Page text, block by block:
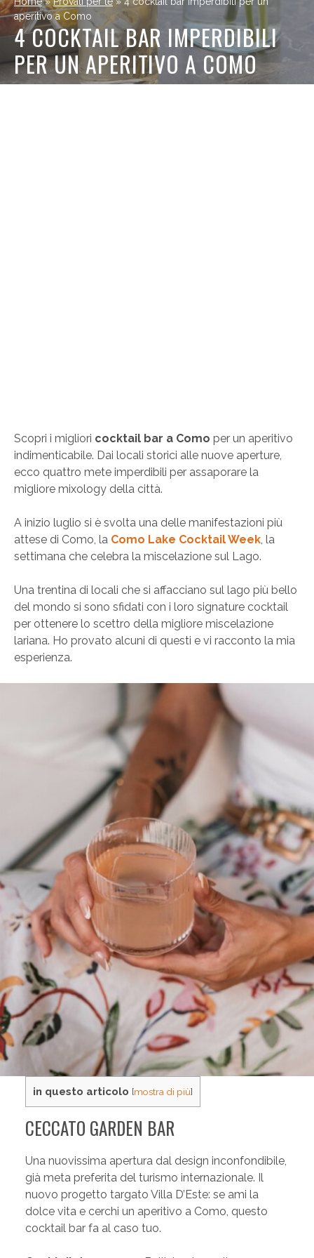
aperitivo a Como
4 COCKTAIL BAR IMPERDIBILI
PER UN APERITIVO A COMO
Scopri i migliori cocktail bar a Como per un aperitivo
indimenticabile. Dai locali storici alle nuove aperture,
ecco quattro mete imperdibili per assaporare la
migliore mixology della città.
A inizio luglio si è svolta una delle manifestazioni più
attese di Como, la Como Lake Cocktail Week, la
settimana che celebra la miscelazione sul Lago.
Una trentina di locali che si affacciano sul lago più bello
del mondo si sono sfidati con i loro signature cocktail
per ottenere lo scettro della migliore miscelazione
lariana. Ho provato alcuni di questi e vi racconto la mia
esperienza.
in questo articolo [mostra di più]
CECCATO GARDEN BAR
Una nuovissima apertura dal design inconfondibile,
già meta preferita del turismo internazionale. Il
nuovo progetto targato Villa D’Este: se ami la
dolce vita e cerchi un aperitivo a Como, questo
cocktail bar fa al caso tuo.